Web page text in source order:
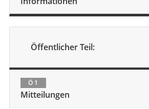
Öffentlicher Teil:
Ö 1
Mitteilungen